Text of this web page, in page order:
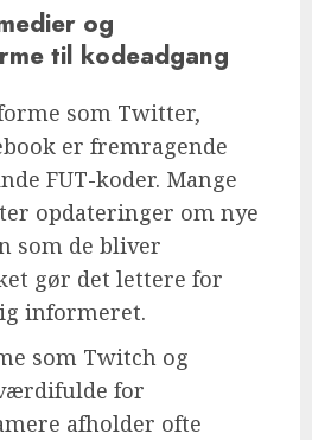
og
til kodeadgang
som Twitter,
er fremragende
FUT-koder. Mange
opdateringer om nye
som de bliver
gør det lettere for
informeret.
som Twitch og
for
afholder ofte